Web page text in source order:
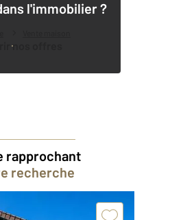
l'immobilier ?
nos offres
rapprochant
recherche